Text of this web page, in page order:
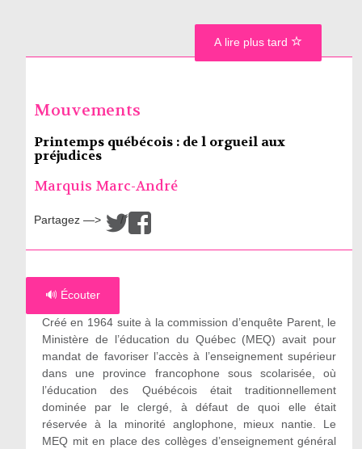
Mouvements
Printemps québécois : de l orgueil aux
préjudices
Marquis Marc-André
Partagez —> /
🔊 Écouter
Créé en 1964 suite à la commission d’enquête Parent, le
Ministère de l’éducation du Québec (MEQ) avait pour
mandat de favoriser l’accès à l’enseignement supérieur
dans une province francophone sous scolarisée, où
l’éducation des Québécois était traditionnellement
dominée par le clergé, à défaut de quoi elle était
réservée à la minorité anglophone, mieux nantie. Le
MEQ mit en place des collèges d’enseignement général
A lire plus tard